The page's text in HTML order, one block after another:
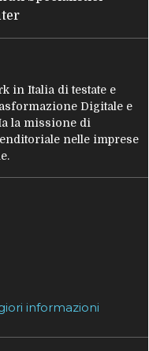
in Italia di testate e
Digitale e
la missione di
nelle imprese
informazioni